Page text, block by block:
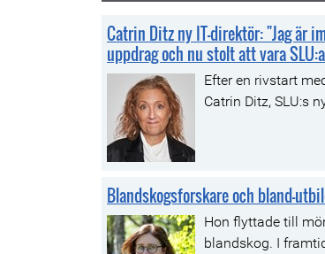
Catrin Ditz ny IT-direktör: "Jag är
uppdrag och nu stolt att vara
Efter en rivstart
Catrin Ditz, SLU:s
Blandskogsforskare och bland-
Hon flyttade till
blandskog. I